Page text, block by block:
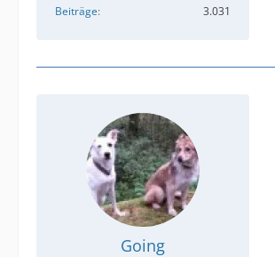
Beiträge
3.031
Going